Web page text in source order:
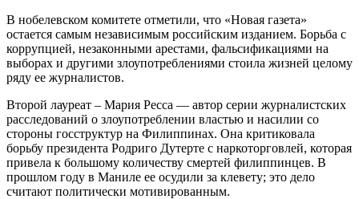
В нобелевском комитете отметили, что «Новая газета»
остается самым независимым российским изданием. Борьба с
коррупцией, незаконными арестами, фальсификациями на
выборах и другими злоупотреблениями стоила жизней целому
ряду ее журналистов.
Второй лауреат – Мария Ресса — автор серии журналистских
расследований о злоупотреблении властью и насилии со
стороны госструктур на Филиппинах. Она критиковала
борьбу президента Родриго Дутерте с наркоторговлей, которая
привела к большому количеству смертей филиппинцев. В
прошлом году в Маниле ее осудили за клевету; это дело
считают политически мотивированным.